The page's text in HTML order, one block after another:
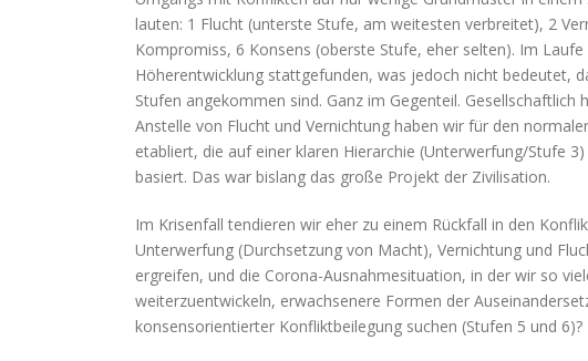
lauten: 1 Flucht (unterste Stufe, am weitesten verbreitet), 2
Kompromiss, 6 Konsens (oberste Stufe, eher selten). Im
Höherentwicklung stattgefunden, was jedoch nicht bedeutet,
Stufen angekommen sind. Ganz im Gegenteil.
Anstelle von Flucht und Vernichtung haben wir für den
etabliert, die auf einer klaren Hierarchie (Unterwerfung/Stufe
basiert. Das war bislang das große Projekt der Zivilisation.
Im Krisenfall tendieren wir eher zu einem Rückfall in den
Unterwerfung (Durchsetzung von Macht), Vernichtung und
ergreifen, und die Corona-Ausnahmesituation, in der wir so
weiterzuentwickeln, erwachsenere Formen der
konsensorientierter Konfliktbeilegung suchen (Stufen 5 und 6)?